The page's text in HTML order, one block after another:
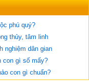
phú quý?
thủy, tâm linh
nghiệm dân gian
con gì số mấy?
con gì chuẩn?